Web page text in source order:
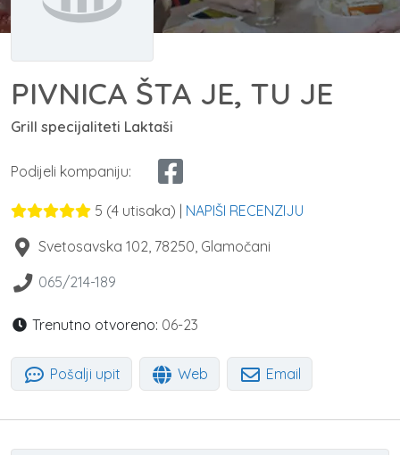
PIVNICA ŠTA JE, TU JE
Grill specijaliteti Laktaši
Podijeli kompaniju:
5 (4 utisaka) | NAPIŠI RECENZIJU
Svetosavska 102 78250 Glamočani
065/214-189
Trenutno otvoreno: 06-23
Pošalji upit Web Email